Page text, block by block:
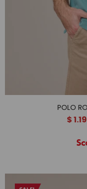
POLO
$